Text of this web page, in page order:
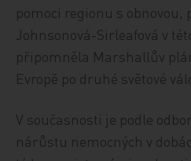
pomoci regionu s obnovou,
Johnsonová-Sirleafová v
připomněla Marshallův
Evropě po druhé světové
V současnosti je podle
nárůstu nemocných v